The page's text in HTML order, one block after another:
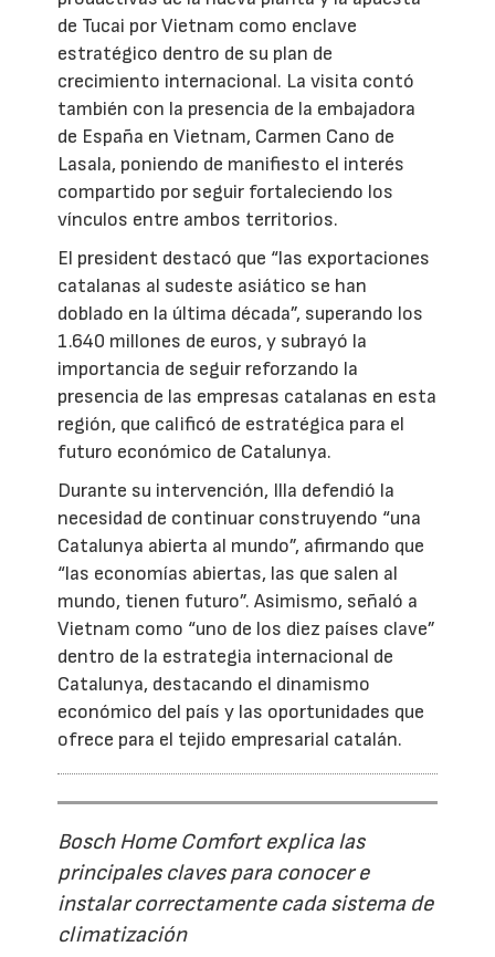
de Tucai por Vietnam como enclave
estratégico dentro de su plan de
crecimiento internacional. La visita contó
también con la presencia de la embajadora
de España en Vietnam, Carmen Cano de
Lasala, poniendo de manifiesto el interés
compartido por seguir fortaleciendo los
vínculos entre ambos territorios.
El president destacó que “las exportaciones
catalanas al sudeste asiático se han
doblado en la última década”, superando los
1.640 millones de euros, y subrayó la
importancia de seguir reforzando la
presencia de las empresas catalanas en esta
región, que calificó de estratégica para el
futuro económico de Catalunya.
Durante su intervención, Illa defendió la
necesidad de continuar construyendo “una
Catalunya abierta al mundo”, afirmando que
“las economías abiertas, las que salen al
mundo, tienen futuro”. Asimismo, señaló a
Vietnam como “uno de los diez países clave”
dentro de la estrategia internacional de
Catalunya, destacando el dinamismo
económico del país y las oportunidades que
ofrece para el tejido empresarial catalán.
Bosch Home Comfort explica las
principales claves para conocer e
instalar correctamente cada sistema de
climatización